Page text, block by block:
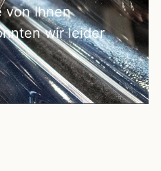
von Ihnen
wir leider